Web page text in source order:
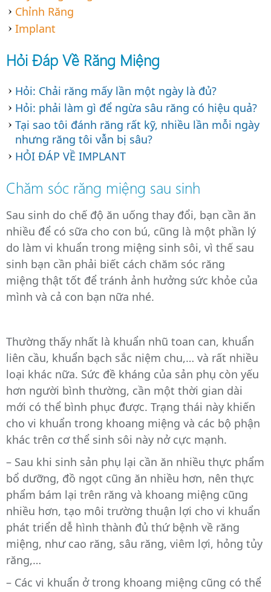
Địa chỉ chăm sóc răng tin cậy của mỗi gia
Chỉnh Răng
Implant
Hỏi Đáp Về Răng Miệng
Hỏi: Chải răng mấy lần một ngày là đủ?
Hỏi: phải làm gì để ngừa sâu răng có hiệu quả?
Tại sao tôi đánh răng rất kỹ, nhiều lần mỗi ngày
nhưng răng tôi vẫn bị sâu?
HỎI ĐÁP VỀ IMPLANT
Chăm sóc răng miệng sau sinh
Sau sinh do chế độ ăn uống thay đổi, bạn cần ăn
nhiều để có sữa cho con bú, cũng là một phần lý
do làm vi khuẩn trong miệng sinh sôi, vì thế sau
sinh bạn cần phải biết cách chăm sóc răng
miệng thật tốt để tránh ảnh hưởng sức khỏe của
mình và cả con bạn nữa nhé.
Thường thấy nhất là khuẩn nhũ toan can, khuẩn
liên cầu, khuẩn bạch sắc niệm chu,… và rất nhiều
loại khác nữa. Sức đề kháng của sản phụ còn yếu
hơn người bình thường, cần một thời gian dài
mới có thể bình phục được. Trạng thái này khiến
cho vi khuẩn trong khoang miệng và các bộ phận
khác trên cơ thể sinh sôi này nở cực mạnh.
– Sau khi sinh sản phụ lại cần ăn nhiều thực phẩm
bổ dưỡng, đồ ngọt cũng ăn nhiều hơn, nên thực
phẩm bám lại trên răng và khoang miệng cũng
nhiều hơn, tạo môi trường thuận lợi cho vi khuẩn
phát triển dễ hình thành đủ thứ bệnh về răng
miệng, như cao răng, sâu răng, viêm lợi, hỏng tủy
răng,…
– Các vi khuẩn ở trong khoang miệng cũng có thể